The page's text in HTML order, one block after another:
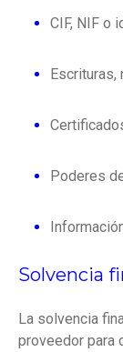
CIF, NIF o
Escrituras,
Poderes
Solvencia
La solvencia
proveedor para